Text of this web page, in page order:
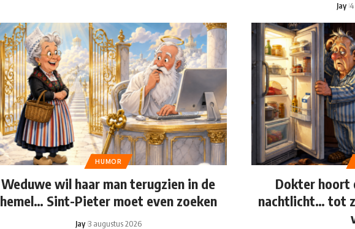
Jay 4
HUMOR
Weduwe wil haar man terugzien in de
hemel… Sint-Pieter moet even zoeken
Jay 3 augustus 2026
Dokter hoort
nachtlicht… tot